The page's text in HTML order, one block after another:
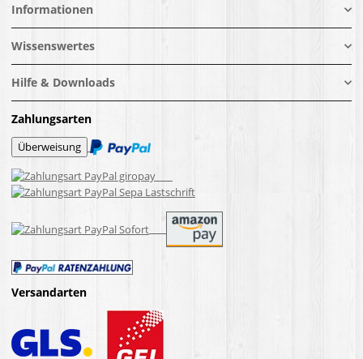
Informationen
Wissenswertes
Hilfe & Downloads
Zahlungsarten
Versandarten